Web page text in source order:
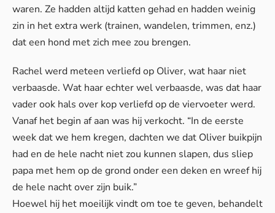
waren. Ze hadden altijd katten gehad en hadden weinig
zin in het extra werk (trainen, wandelen, trimmen, enz.)
dat een hond met zich mee zou brengen.
Rachel werd meteen verliefd op Oliver, wat haar niet
verbaasde. Wat haar echter wel verbaasde, was dat haar
vader ook hals over kop verliefd op de viervoeter werd.
Vanaf het begin af aan was hij verkocht. “In de eerste
week dat we hem kregen, dachten we dat Oliver buikpijn
had en de hele nacht niet zou kunnen slapen, dus sliep
papa met hem op de grond onder een deken en wreef hij
de hele nacht over zijn buik.”
Hoewel hij het moeilijk vindt om toe te geven, behandelt